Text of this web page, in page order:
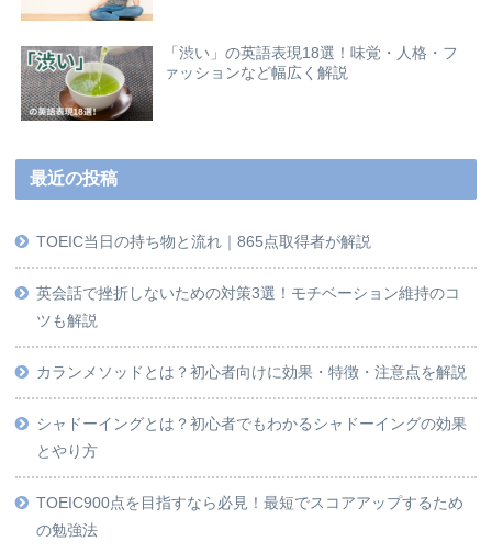
「渋い」の英語表現18選！味覚・人格・フ
ァッションなど幅広く解説
最近の投稿
TOEIC当日の持ち物と流れ｜865点取得者が解説
英会話で挫折しないための対策3選！モチベーション維持のコ
ツも解説
カランメソッドとは？初心者向けに効果・特徴・注意点を解説
シャドーイングとは？初心者でもわかるシャドーイングの効果
とやり方
TOEIC900点を目指すなら必見！最短でスコアアップするため
の勉強法